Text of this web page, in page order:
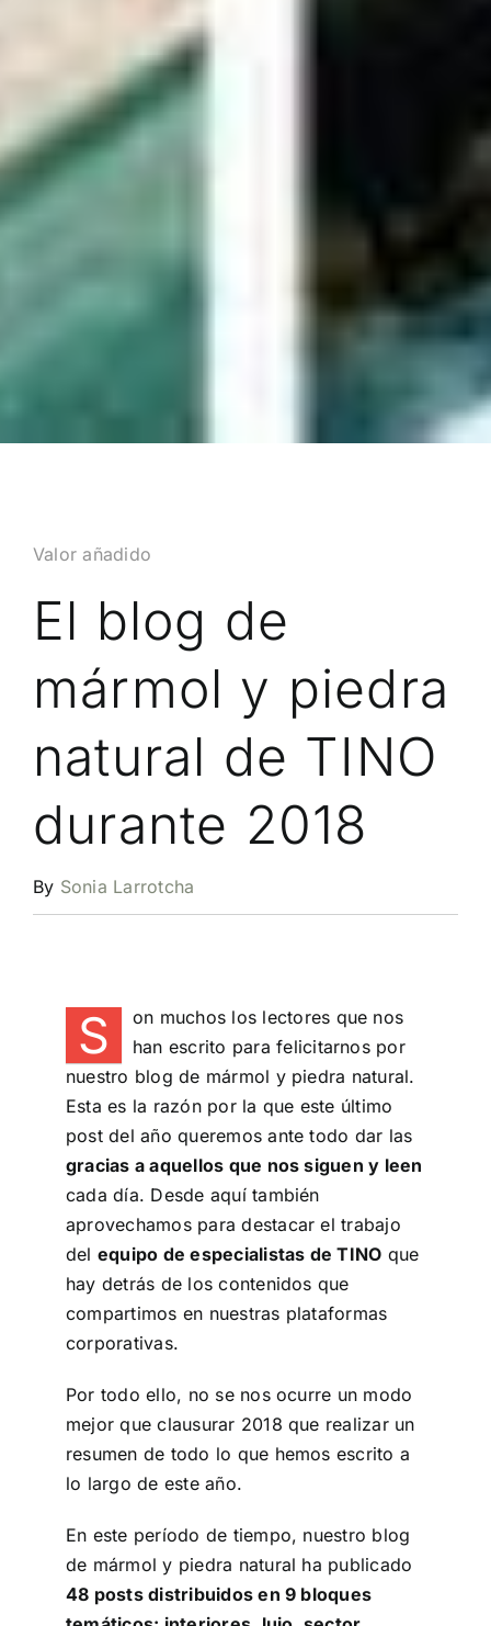
Valor añadido
El blog de
mármol y piedra
natural de TINO
durante 2018
By Sonia Larrotcha
S
on muchos los lectores que nos
han escrito para felicitarnos por
nuestro blog de mármol y piedra natural.
Esta es la razón por la que este último
post del año queremos ante todo dar las
gracias a aquellos que nos siguen y leen
cada día. Desde aquí también
aprovechamos para destacar el trabajo
del equipo de especialistas de TINO que
hay detrás de los contenidos que
compartimos en nuestras plataformas
corporativas.
Por todo ello, no se nos ocurre un modo
mejor que clausurar 2018 que realizar un
resumen de todo lo que hemos escrito a
lo largo de este año.
En este período de tiempo, nuestro blog
de mármol y piedra natural ha publicado
48 posts distribuidos en 9 bloques